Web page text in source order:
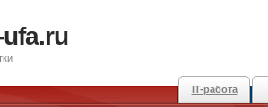
IT-работа